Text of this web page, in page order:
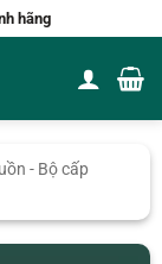
hãng
- Bộ cấp